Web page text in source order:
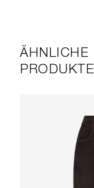
ÄHNLICHE
PRODUKTE